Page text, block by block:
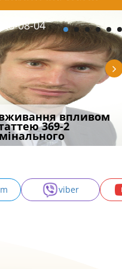
06
встановив для
шкоди
08-04
впливом
369-2
2026-08-05
захисту у
я
viber